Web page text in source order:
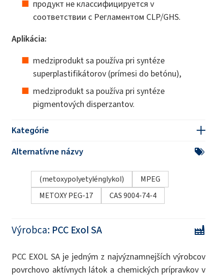
продукт не классифицируется v
соответствии с Регламентом CLP/GHS.
Aplikácia:
medziprodukt sa používa pri syntéze
superplastifikátorov (prímesi do betónu),
medziprodukt sa používa pri syntéze
pigmentových disperzantov.
Kategórie
Alternatívne názvy
(metoxypolyetylénglykol)
MPEG
METOXY PEG-17
CAS 9004-74-4
Výrobca: PCC Exol SA
PCC EXOL SA je jedným z najvýznamnejších výrobcov
povrchovo aktívnych látok a chemických prípravkov v